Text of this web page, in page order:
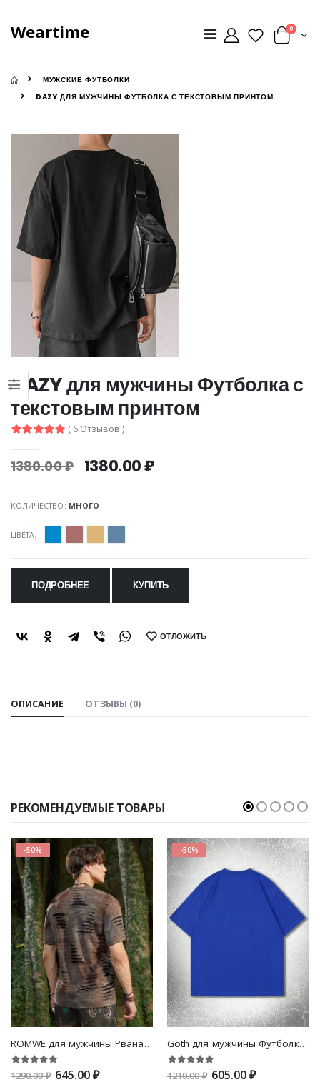
Weartime 0
МУЖСКИЕ ФУТБОЛКИ
DAZY ДЛЯ МУЖЧИНЫ ФУТБОЛКА С ТЕКСТОВЫМ ПРИНТОМ
DAZY для мужчины Футболка с
текстовым принтом
( 6 Отзывов )
1380.00 ₽ 1380.00 ₽
КОЛИЧЕСТВО: МНОГО
ЦВЕТА:
ПОДРОБНЕЕ КУПИТЬ
SHARE: ОТЛОЖИТЬ
ОПИСАНИЕ ОТЗЫВЫ (0)
РЕКОМЕНДУЕМЫЕ ТОВАРЫ
-50%
ROMWE для мужчины Рваная футболка с принтом тай-дай
1290.00 ₽ 645.00 ₽
-50%
Goth для мужчины Футболка с черепом & с текстовым принтом
1210.00 ₽ 605.00 ₽